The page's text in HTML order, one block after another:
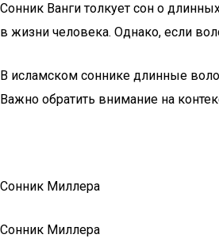
Сонник Ванги толкует сон о
в жизни человека. Однако, если
В исламском соннике длинные
Важно обратить внимание на
Сонник Миллера
Сонник Миллера